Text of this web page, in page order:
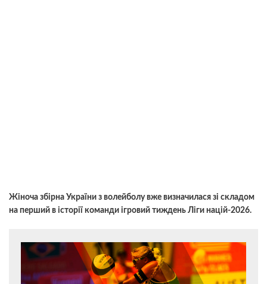
Жіноча збірна України з волейболу вже визначилася зі складом
на перший в історії команди ігровий тиждень Ліги націй-2026.